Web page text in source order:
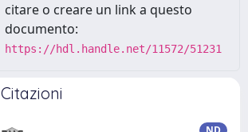
citare o creare un link a questo
documento:
https://hdl.handle.net/11572/51231
Citazioni